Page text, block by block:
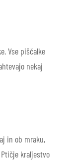
Vse piščalke
nekaj
in ob mraku,
kraljestvo